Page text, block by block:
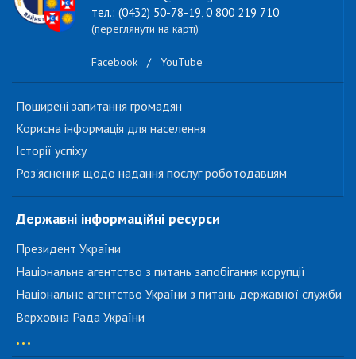
тел.: (0432) 50-78-19, 0 800 219 710
(переглянути на карті)
Facebook / YouTube
Поширені запитання громадян
Корисна інформація для населення
Історії успіху
Роз'яснення щодо надання послуг роботодавцям
Державні інформаційні ресурси
Президент України
Національне агентство з питань запобігання корупції
Національне агентство України з питань державної служби
Верховна Рада України
...